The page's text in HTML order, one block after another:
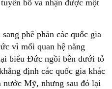
bố và nhận được một
phê phán các quốc gia
vì mối quan hệ năng
biểu Đức ngồi bên dưới tỏ
định các quốc gia khác
nước Mỹ, nhưng sau đó lại